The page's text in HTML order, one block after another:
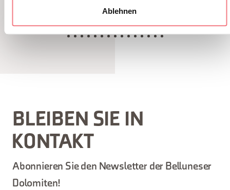
Ablehnen
BLEIBEN SIE IN
KONTAKT
Abonnieren Sie den Newsletter der Belluneser
Dolomiten!